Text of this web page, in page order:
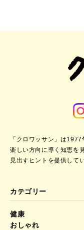
「クロワッサン」は
楽しい方向に導く知恵を
見出すヒントを提供して
カテゴリー
健康
おしゃれ